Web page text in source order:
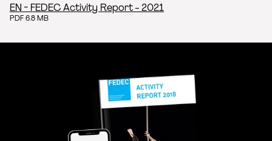
EN - FEDEC Activity Report - 2021
PDF 6.8 MB